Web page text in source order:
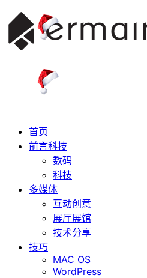
首页
前言科技
数码
科技
多媒体
互动创意
展厅展馆
技术分享
技巧
MAC OS
WordPress